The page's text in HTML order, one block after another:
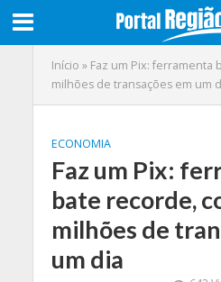
Início » Faz um Pix: ferramenta
milhões de transações em um
ECONOMIA
Faz um Pix:
bate recorde,
milhões de
um dia